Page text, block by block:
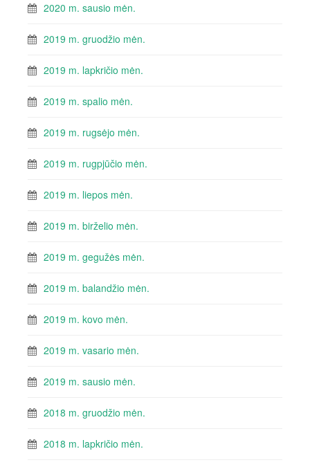
2020 m. sausio mėn.
2019 m. gruodžio mėn.
2019 m. lapkričio mėn.
2019 m. spalio mėn.
2019 m. rugsėjo mėn.
2019 m. rugpjūčio mėn.
2019 m. liepos mėn.
2019 m. birželio mėn.
2019 m. gegužės mėn.
2019 m. balandžio mėn.
2019 m. kovo mėn.
2019 m. vasario mėn.
2019 m. sausio mėn.
2018 m. gruodžio mėn.
2018 m. lapkričio mėn.